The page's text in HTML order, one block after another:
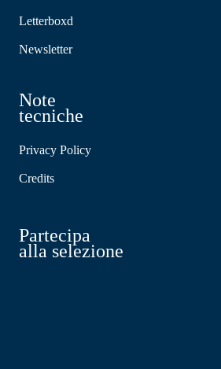
Letterboxd
Newsletter
Note
tecniche
Privacy Policy
Credits
Partecipa
alla selezione